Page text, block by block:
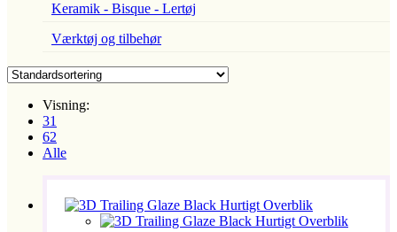
Keramik - Bisque - Lertøj
Værktøj og tilbehør
Visning:
31
62
Alle
Hurtigt Overblik
Hurtigt Overblik